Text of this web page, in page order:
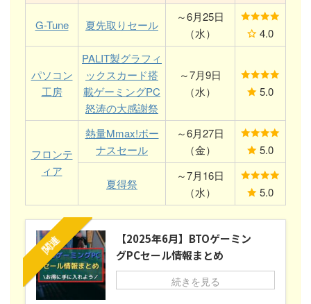
G-Tune 夏先取りセール
～6月25日
（水）
4.0
パソコン
工房
PALIT製グラフィ
ックスカード搭
載ゲーミングPC
怒涛の大感謝祭
～7月9日
（水）
5.0
フロンテ
ィア
熱量Mmax!ボー
ナスセール
～6月27日
（金）
5.0
夏得祭
～7月16日
（水）
5.0
関連
【2025年6月】BTOゲーミン
グPCセール情報まとめ
続きを見る